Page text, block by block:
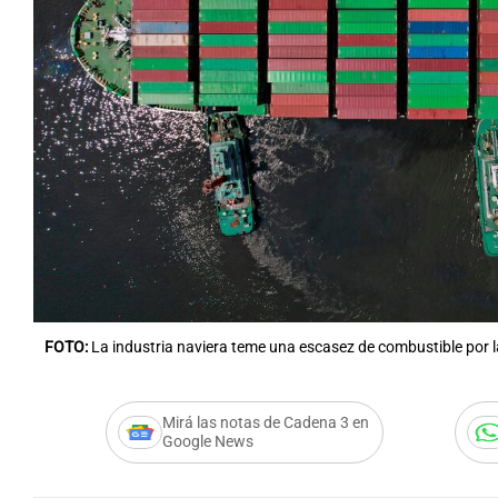
FOTO: La industria naviera teme una escasez de combustible por
Mirá las notas de Cadena 3 en
Google News
Notas
Editorial
Notas
Mundial 2026 La